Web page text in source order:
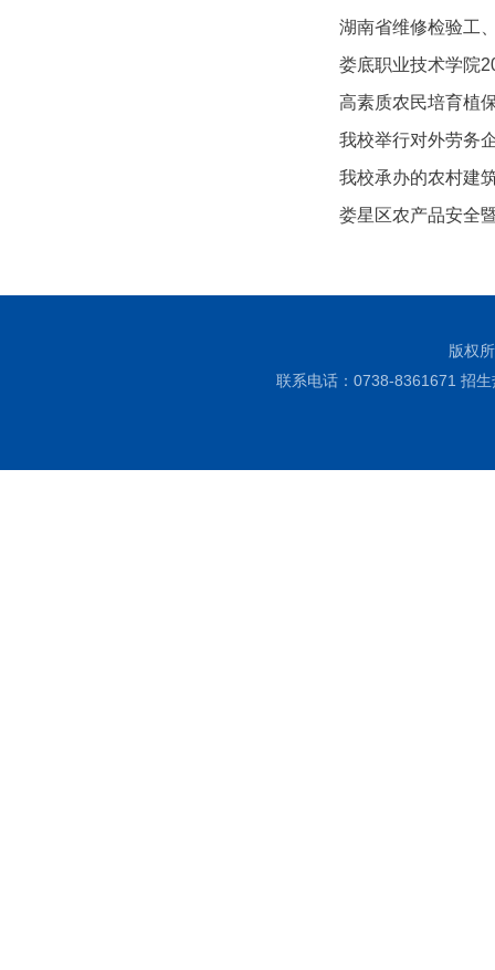
湖南省维修检验工
娄底职业技术学院
高素质农民培育植
我校举行对外劳务
我校承办的农村建
娄星区农产品安全
版权
联系电话：0738-8361671 招